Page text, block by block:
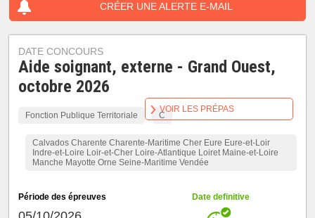
CRÉER UNE ALERTE E-MAIL
DATE CONCOURS
Aide soignant, externe - Grand Ouest,
octobre 2026
Fonction Publique Territoriale C
Calvados Charente Charente-Maritime Cher Eure Eure-et-Loir
Indre-et-Loire Loir-et-Cher Loire-Atlantique Loiret Maine-et-Loire
Manche Mayotte Orne Seine-Maritime Vendée
Période des épreuves Date definitive
VOIR LES PRÉPAS